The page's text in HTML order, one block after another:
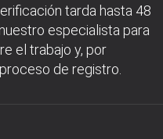
tarda hasta 48
especialista para
el trabajo y, por
de registro.